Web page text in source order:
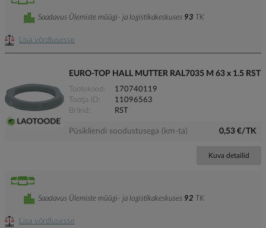
Lisa võrdlusesse
Saadavus Ülemiste müügi- ja logistikakeskuses 93 TK
EURO-TOP HALL MUTTER RAL7035 M 63 x 1.5 RST
Tootekood
170740119
Tootja ID
11096563
Bränd
RST
Püsikliendi soodustusega (km-ta) 0,53 €/TK
Kuva detailid
Lisa võrdlusesse
Saadavus Ülemiste müügi- ja logistikakeskuses 92 TK